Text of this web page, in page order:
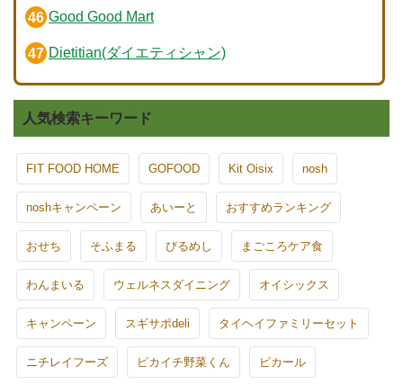
Good Good Mart
Dietitian(ダイエティシャン)
人気検索キーワード
FIT FOOD HOME GOFOOD Kit Oisix nosh
noshキャンペーン あいーと おすすめランキング
おせち そふまる びるめし まごころケア食
わんまいる ウェルネスダイニング オイシックス
キャンペーン スギサポdeli タイヘイファミリーセット
ニチレイフーズ ピカイチ野菜くん ピカール